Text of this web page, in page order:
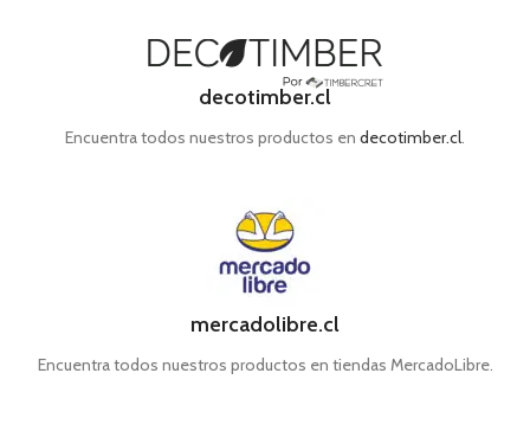
decotimber.cl
Encuentra todos nuestros productos en decotimber.cl
mercadolibre.cl
Encuentra todos nuestros productos en tiendas MercadoLibre.